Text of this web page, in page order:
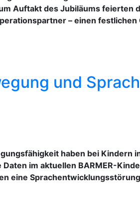
Auftakt des Jubiläums feierten
– einen
und
haben bei Kindern
im aktuellen BARMER-
eine